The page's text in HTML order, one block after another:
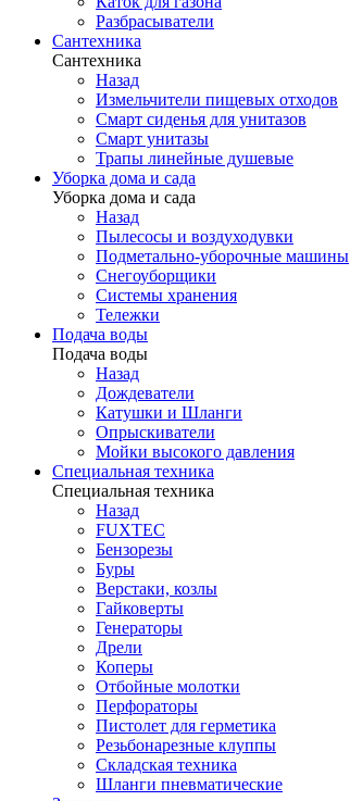
Разбрасыватели
Сантехника
Сантехника
Назад
Измельчители пищевых отходов
Смарт сиденья для унитазов
Смарт унитазы
Трапы линейные душевые
Уборка дома и сада
Уборка дома и сада
Назад
Пылесосы и воздуходувки
Подметально-уборочные машины
Снегоуборщики
Системы хранения
Тележки
Подача воды
Подача воды
Назад
Дождеватели
Катушки и Шланги
Опрыскиватели
Мойки высокого давления
Специальная техника
Специальная техника
Назад
FUXTEC
Бензорезы
Буры
Верстаки, козлы
Гайковерты
Генераторы
Дрели
Коперы
Отбойные молотки
Перфораторы
Пистолет для герметика
Резьбонарезные клуппы
Складская техника
Шланги пневматические